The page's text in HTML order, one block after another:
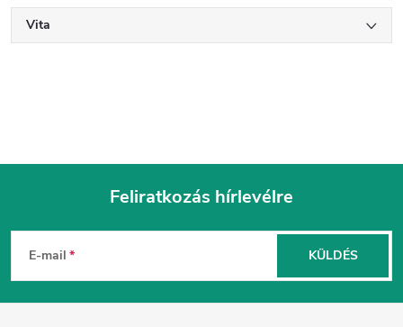
Vita
b
l
Feliratkozás hírlevélre
E-mail KÜLDÉS